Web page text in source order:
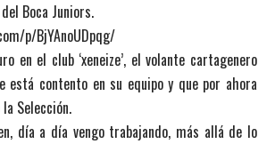
Boca Juniors.
p/BjYAnoUDpqg/
en el club ‘xeneize’, el volante cartagenero
está contento en su equipo y que por ahora
Selección.
día a día vengo trabajando, más allá de lo